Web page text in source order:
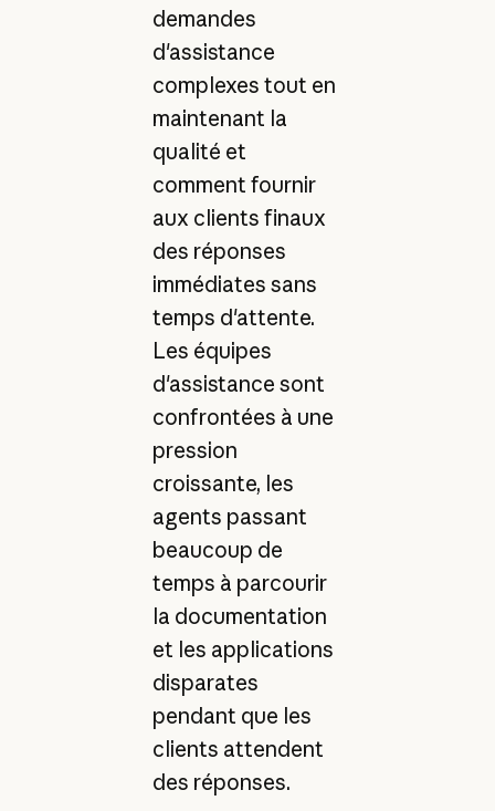
demandes
d'assistance
complexes tout en
maintenant la
qualité et
comment fournir
aux clients finaux
des réponses
immédiates sans
temps d'attente.
Les équipes
d'assistance sont
confrontées à une
pression
croissante, les
agents passant
beaucoup de
temps à parcourir
la documentation
et les applications
disparates
pendant que les
clients attendent
des réponses.